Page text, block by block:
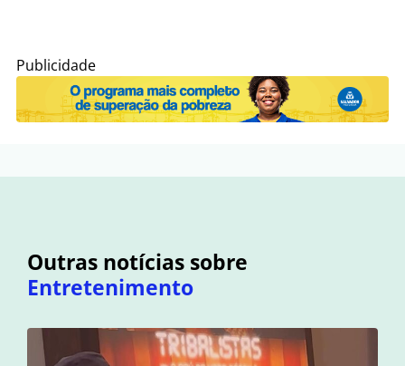
Publicidade
Outras notícias sobre
Entretenimento